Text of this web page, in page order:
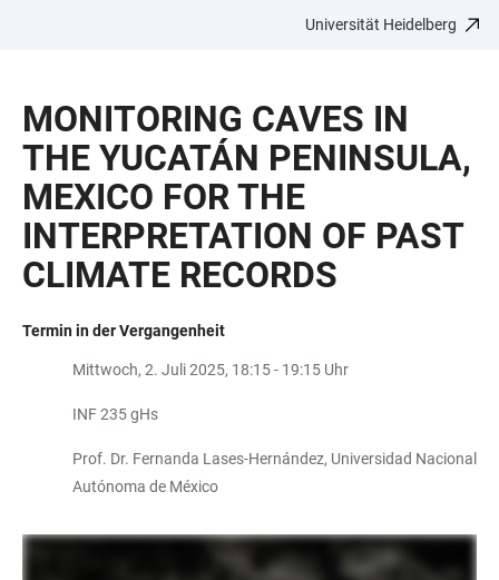
BARRIEREFREIHEIT
Universität Heidelberg
MONITORING CAVES IN
THE YUCATÁN PENINSULA,
MEXICO FOR THE
INTERPRETATION OF PAST
CLIMATE RECORDS
Termin in der Vergangenheit
Mittwoch, 2. Juli 2025, 18:15 - 19:15 Uhr
INF 235 gHs
Prof. Dr. Fernanda Lases-Hernández, Universidad Nacional
Autónoma de México